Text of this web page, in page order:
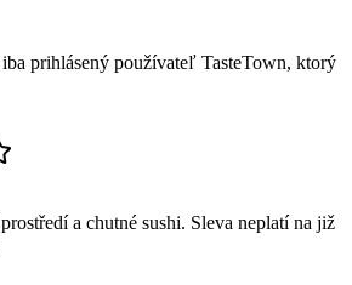
prihlásený používateľ TasteTown, ktorý
a chutné sushi. Sleva neplatí na již